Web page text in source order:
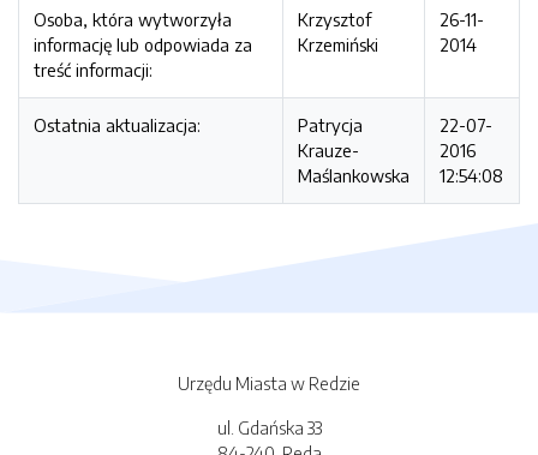
Osoba, która wytworzyła
informację lub odpowiada za
treść informacji:
Krzysztof
Krzemiński
26-11-
2014
Ostatnia aktualizacja:
Patrycja
Krauze-
Maślankowska
22-07-
2016
12:54:08
Urzędu Miasta w Redzie
ul. Gdańska 33